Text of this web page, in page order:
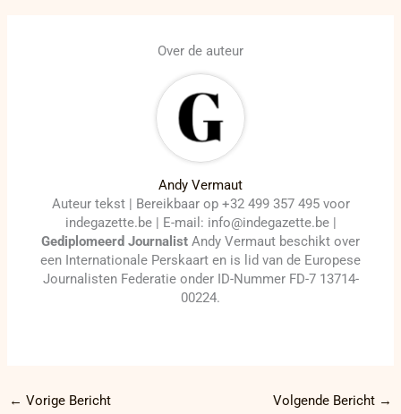
Over de auteur
Andy Vermaut
Auteur tekst | Bereikbaar op +32 499 357 495 voor
indegazette.be | E-mail: info@indegazette.be |
Gediplomeerd Journalist Andy Vermaut beschikt over
een Internationale Perskaart en is lid van de Europese
Journalisten Federatie onder ID-Nummer FD-7 13714-
00224.
← Vorige Bericht Volgende Bericht →